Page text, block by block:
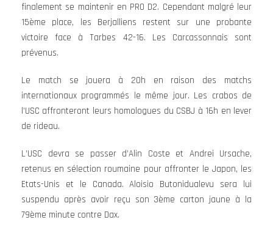
finalement se maintenir en PRO D2. Cependant malgré leur
15ème place, les Berjalliens restent sur une probante
victoire face à Tarbes 42-16. Les Carcassonnais sont
prévenus.
Le match se jouera à 20h en raison des matchs
internationaux programmés le même jour. Les crabos de
l’USC affronteront leurs homologues du CSBJ à 16h en lever
de rideau.
L’USC devra se passer d’Alin Coste et Andrei Ursache,
retenus en sélection roumaine pour affronter le Japon, les
Etats-Unis et le Canada. Aloisio Butonidualevu sera lui
suspendu après avoir reçu son 3ème carton jaune à la
79ème minute contre Dax.